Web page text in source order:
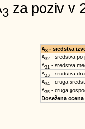
3 za poziv v
A3- sredstva
A32- sredstva po
A31 - sredstva
A33- sredstva
A34 - druga
A35- druga
Dosežena ocena